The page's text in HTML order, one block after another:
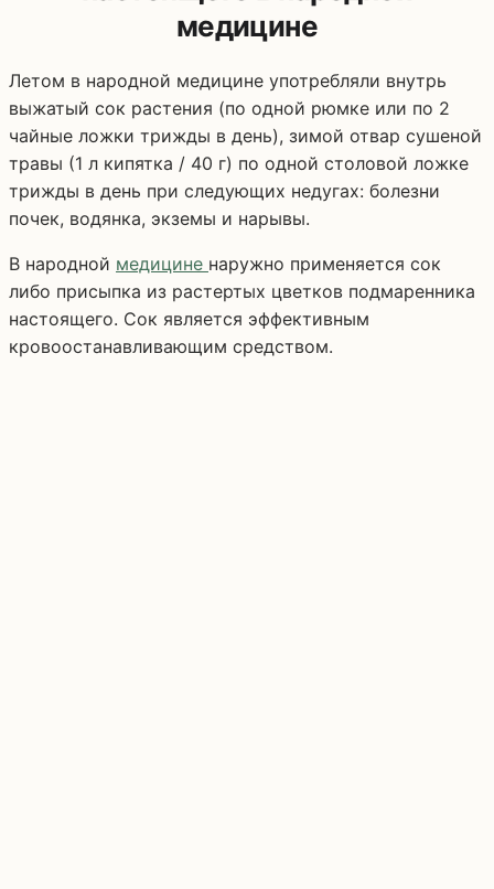
медицине
Летом в народной медицине употребляли внутрь
выжатый сок растения (по одной рюмке или по 2
чайные ложки трижды в день), зимой отвар сушеной
травы (1 л кипятка / 40 г) по одной столовой ложке
трижды в день при следующих недугах: болезни
почек, водянка, экземы и нарывы.
В народной медицине наружно применяется сок
либо присыпка из растертых цветков подмаренника
настоящего. Сок является эффективным
кровоостанавливающим средством.